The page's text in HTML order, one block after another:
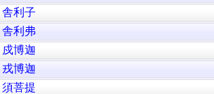
舎利子
舎利弗
戍博迦
戎博迦
須菩提